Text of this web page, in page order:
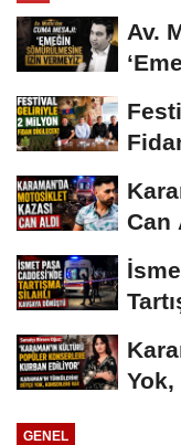
Av.
Can
GENEL